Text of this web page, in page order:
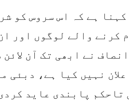
ہے کہ اس سروس کو
کرنے والے لوگوں اور
نے ابھی تک آن
نہیں کیا ہے، دبئی